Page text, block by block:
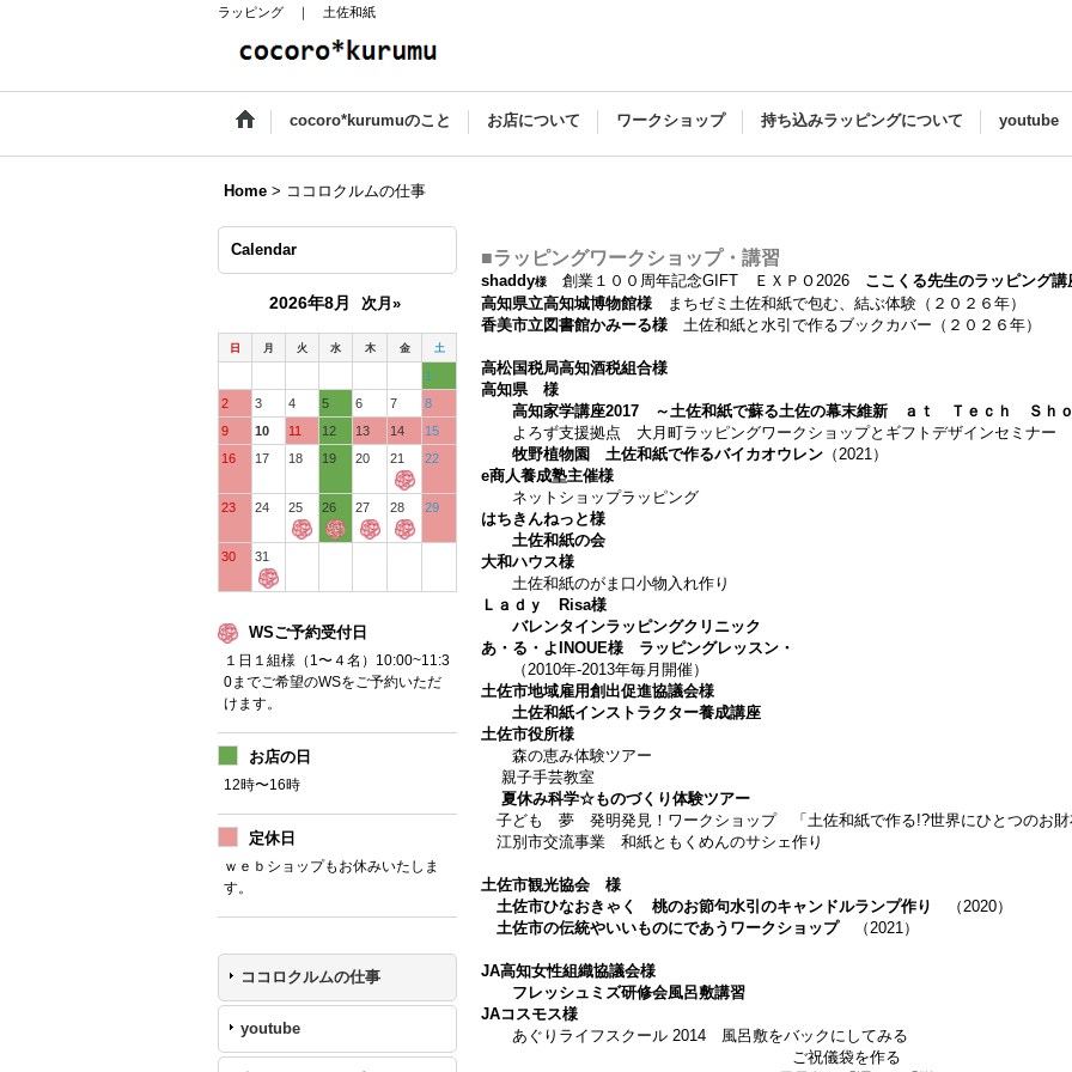
ラッピング ｜ 土佐和紙
cocoro*kurumuのこと お店について ワークショップ 持ち込みラッピングについて youtube
Home > ココロクルムの仕事
Calendar
2026年8月 次月»
日 月 火 水 木 金 土
1
2
3 4 5 6 7
8
9
10 11 12 13 14
15
16
17 18 19 20 21 22
23 24 25 26 27 28 29
30 31
WSご予約受付日
１日１組様（1〜４名）10:00~11:3
0までご希望のWSをご予約いただ
けます。
お店の日
12時〜16時
定休日
ｗｅｂショップもお休みいたしま
す。
ココロクルムの仕事
youtube
■ラッピングワークショップ・講習
shaddy様 創業１００周年記念GIFT ＥＸＰＯ2026 ここくる先生のラッピング講
高知県立高知城博物館様 まちゼミ土佐和紙で包む、結ぶ体験（２０２６年）
香美市立図書館かみーる様 土佐和紙と水引で作るブックカバー（２０２６年）
高松国税局高知酒税組合様
高知県様
高知家学講座2017 ～土佐和紙で蘇る土佐の幕末維新 ａｔ Ｔｅｃｈ Ｓｈ
よろず支援拠点 大月町ラッピングワークショップとギフトデザインセミナー
牧野植物園 土佐和紙で作るバイカオウレン （2021）
e商人養成塾主催様
ネットショップラッピング
はちきんねっと様
土佐和紙の会
大和ハウス様
土佐和紙のがま口小物入れ作り
Ｌａｄｙ Risa様
バレンタインラッピングクリニック
あ・る・よINOUE様 ラッピングレッスン・
（2010年-2013年毎月開催）
土佐市地域雇用創出促進協議会様
土佐和紙インストラクター養成講座
土佐市役所様
森の恵み体験ツアー
親子手芸教室
夏休み科学☆ものづくり体験ツアー
子ども 夢 発明発見！ワークショップ 「土佐和紙で作る!?世界にひとつのお財
江別市交流事業 和紙ともくめんのサシェ作り
土佐市観光協会 様
土佐市ひなおきゃく 桃のお節句水引のキャンドルランプ作り
（2020）
土佐市の伝統やいいものにであうワークショップ（2021）
JA高知女性組織協議会様
フレッシュミズ研修会風呂敷講習
JAコスモス様
あぐりライフスクール 2014 風呂敷をバックにしてみる
ご祝儀袋を作る